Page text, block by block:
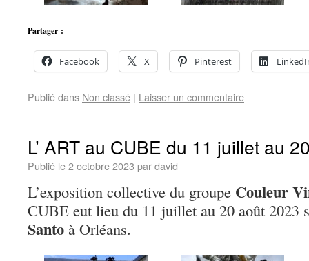
Partager :
Facebook X Pinterest
Publié dans Non classé | Laisser un commentaire
L’ ART au CUBE du 11 juillet au
Publié le2 octobre 2023 pardavid
L’exposition collective du groupe Couleur
CUBE eut lieu du 11 juillet au 20 août 2023
Santo à Orléans.